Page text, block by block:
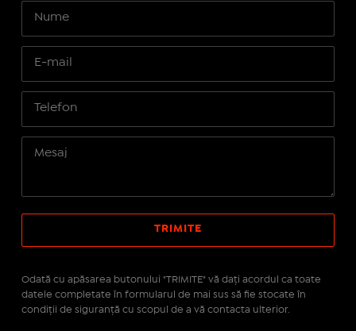
Odată cu apăsarea butonului "TRIMITE" vă daţi acordul ca toate
datele completate în formularul de mai sus să fie stocate în
condiţii de siguranţă cu scopul de a vă contacta ulterior.